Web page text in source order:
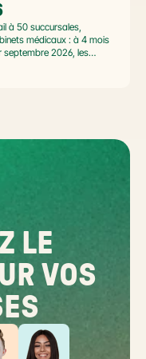
à 50 succursales,
médicaux : à 4 mois
septembre 2026, les
Ce guide
LE
VOS